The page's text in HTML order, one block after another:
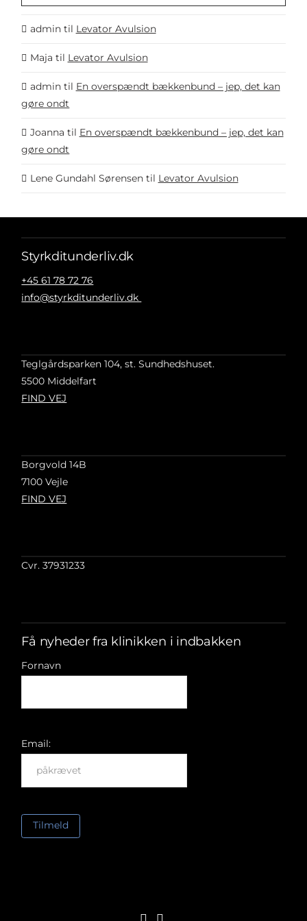
admintil Levator Avulsion
Maja til Levator Avulsion
admintil En overspændt bækkenbund – jep, det kan
gøre ondt
Joanna til En overspændt bækkenbund – jep, det kan
gøre ondt
Lene Gundahl Sørensentil Levator Avulsion
Styrkditunderliv.dk
+45 61 78 72 76
info@styrkditunderliv.dk
Teglgårdsparken 104, st. Sundhedshuset.
5500 Middelfart
FIND VEJ
Borgvold 14B
7100 Vejle
FIND VEJ
Cvr. 37931233
Få nyheder fra klinikken i indbakken
Fornavn
Email: